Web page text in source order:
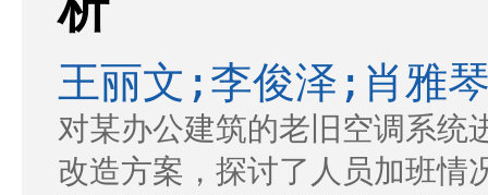
王丽文;李俊泽;肖雅
对某办公建筑的老旧空调系统
改造方案，探讨了人员加班情